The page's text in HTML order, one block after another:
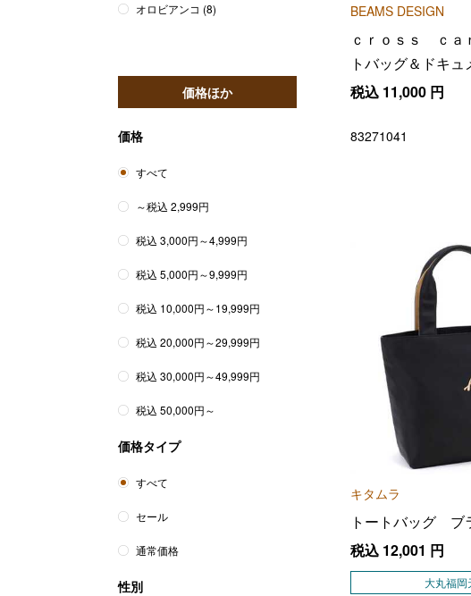
BEAMS DESIGN
ｃｒｏｓｓ ｃ
トバッグ＆ドキ
税込 11,000 円
83271041
キタムラ
トートバッグ ブ
税込 12,001 円
大丸福岡
オロビアンコ (8)
価格ほか
価格
すべて
～税込 2,999円
税込 3,000円～4,999円
税込 5,000円～9,999円
税込 10,000円～19,999円
税込 20,000円～29,999円
税込 30,000円～49,999円
税込 50,000円～
価格タイプ
すべて
セール
通常価格
性別